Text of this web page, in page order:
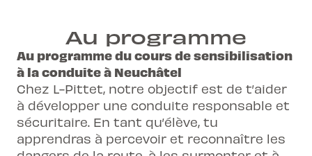
Au programme
Au programme du cours de sensibilisation
à la conduite à Neuchâtel
Chez L-Pittet, notre objectif est de t’aider
à développer une conduite responsable et
sécuritaire. En tant qu’élève, tu
apprendras à percevoir et reconnaître les